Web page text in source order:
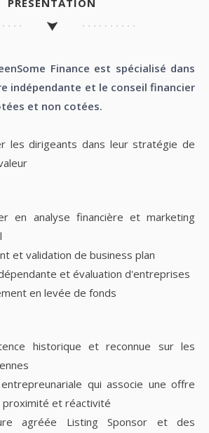
PRÉSENTATION
Finance est spécialisé dans
indépendante et le conseil financier
et non cotées.
les dirigeants dans leur stratégie de
en analyse financière et marketing
et validation de business plan
et évaluation d'entreprises
en levée de fonds
historique et reconnue sur les
qui associe une offre
et réactivité
agréée Listing Sponsor et des